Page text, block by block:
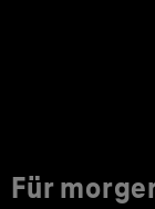
Für